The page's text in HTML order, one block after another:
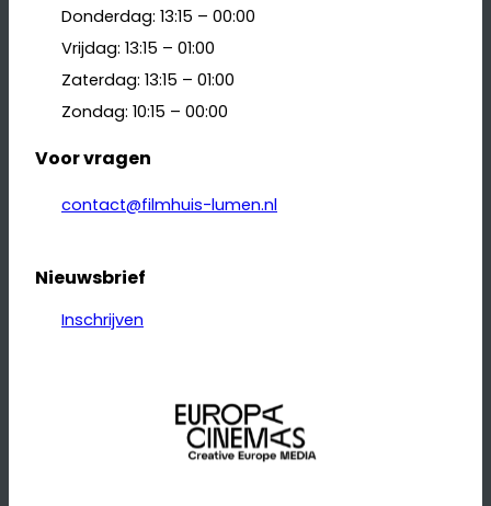
Donderdag: 13:15 – 00:00
Vrijdag: 13:15 – 01:00
Zaterdag: 13:15 – 01:00
Zondag: 10:15 – 00:00
Voor vragen
contact@filmhuis-lumen.nl
Nieuwsbrief
Inschrijven